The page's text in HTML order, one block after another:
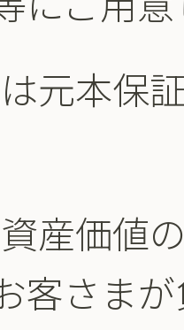
元本保
産価値
客さま